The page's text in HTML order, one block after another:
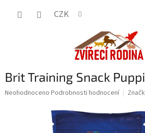
CZK
Brit Training Snack
Průměrné
Neohodnoceno Podrobnosti hodnocení